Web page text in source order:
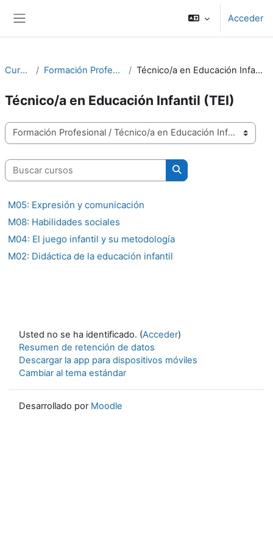
Acceder
Cursos Formación Profesional Técnico/a en Educación Infantil (TEI)
Técnico/a en Educación Infantil (TEI)
Categorías
Buscar cursos
Buscar cursos
M05: Expresión y comunicación
M08: Habilidades sociales
M04: El juego infantil y su metodología
M02: Didáctica de la educación infantil
Usted no se ha identificado. (Acceder)
Resumen de retención de datos
Descargar la app para dispositivos móviles
Cambiar al tema estándar
Desarrollado por Moodle